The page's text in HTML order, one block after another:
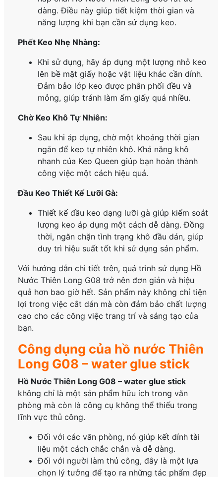
dàng. Điều này giúp tiết kiệm thời gian và
năng lượng khi bạn cần sử dụng keo.
Phết Keo Nhẹ Nhàng:
Khi sử dụng, hãy áp dụng một lượng nhỏ keo
lên bề mặt giấy hoặc vật liệu khác cần dính.
Đảm bảo lớp keo được phân phối đều và
mỏng, giúp tránh làm ẩm giấy quá nhiều.
Chờ Keo Khô Tự Nhiên:
Sau khi áp dụng, chờ một khoảng thời gian
ngắn để keo tự nhiên khô. Khả năng khô
nhanh của Keo Queen giúp bạn hoàn thành
công việc một cách hiệu quả.
Đầu Keo Thiết Kế Lưỡi Gà:
Thiết kế đầu keo dạng lưỡi gà giúp kiểm soát
lượng keo áp dụng một cách dễ dàng. Đồng
thời, ngăn chặn tình trạng khô đầu dán, giúp
duy trì hiệu suất tốt khi sử dụng sản phẩm.
Với hướng dẫn chi tiết trên, quá trình sử dụng Hồ
Nước Thiên Long G08 trở nên đơn giản và hiệu
quả hơn bao giờ hết. Sản phẩm này không chỉ tiện
lợi trong việc cắt dán mà còn đảm bảo chất lượng
cao cho các công việc trang trí và sáng tạo của
bạn.
Công dụng của hồ nước Thiên
Long G08 – water glue stick
Hồ Nước Thiên Long G08 – water glue stick
không chỉ là một sản phẩm hữu ích trong văn
phòng mà còn là công cụ không thể thiếu trong
lĩnh vực thủ công.
Đối với các văn phòng, nó giúp kết dính tài
liệu một cách chắc chắn và dễ dàng.
Đối với người làm thủ công, đây là một lựa
chọn lý tưởng để tạo ra những tác phẩm đẹp